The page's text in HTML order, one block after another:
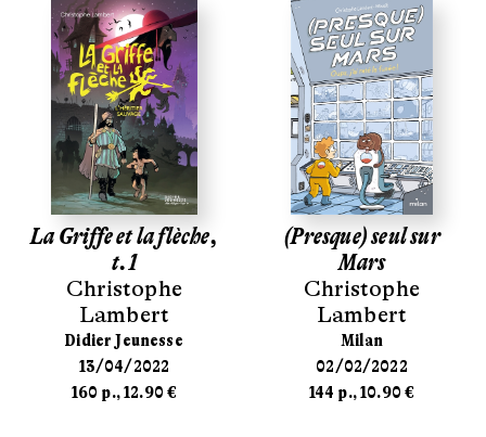
La Griffe et la flèche,
t.1
Christophe
Lambert
Didier Jeunesse
13/04/2022
160 p., 12.90 €
(Presque) seul sur
Mars
Christophe
Lambert
Milan
02/02/2022
144 p., 10.90 €